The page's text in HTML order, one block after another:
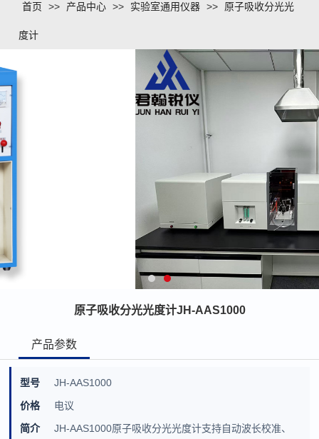
首页 >> 产品中心 >> 实验室通用仪器 >> 原子吸收分光光
度计
原子吸收分光光度计JH-AAS1000
产品参数
型号
JH-AAS1000
价格
电议
简介
JH-AAS1000原子吸收分光光度计支持自动波长校准、